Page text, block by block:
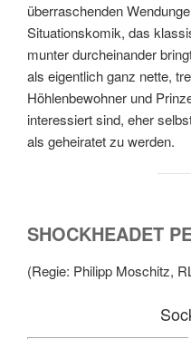
überraschenden
Situationskomik, das
munter durcheinander
als eigentlich ganz nette,
Höhlenbewohner und
interessiert sind, eher
als geheiratet zu werden.
SHOCKHEADET
(Regie: Philipp Moschitz,